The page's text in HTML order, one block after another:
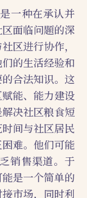
一种在承认并
面临问题的深
区进行协作，
的生活经验和
合法知识。这
能、能力建设
决社区粮食短
间与社区居民
难。他们可能
销售渠道。于
是一个简单的
市场，同时利